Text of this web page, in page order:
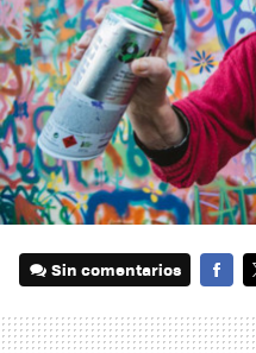
Sin comentarios